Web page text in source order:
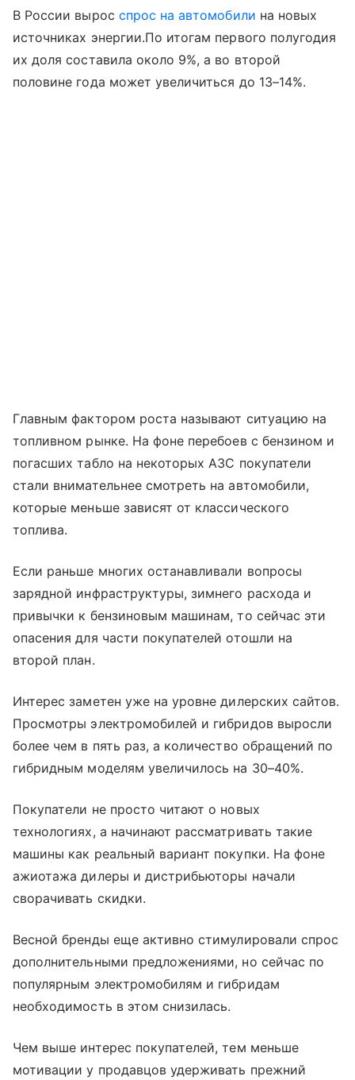
В России вырос спрос на автомобили на новых
источниках энергии.По итогам первого полугодия
их доля составила около 9%, а во второй
половине года может увеличиться до 13–14%.
Главным фактором роста называют ситуацию на
топливном рынке. На фоне перебоев с бензином и
погасших табло на некоторых АЗС покупатели
стали внимательнее смотреть на автомобили,
которые меньше зависят от классического
топлива.
Если раньше многих останавливали вопросы
зарядной инфраструктуры, зимнего расхода и
привычки к бензиновым машинам, то сейчас эти
опасения для части покупателей отошли на
второй план.
Интерес заметен уже на уровне дилерских сайтов.
Просмотры электромобилей и гибридов выросли
более чем в пять раз, а количество обращений по
гибридным моделям увеличилось на 30–40%.
Покупатели не просто читают о новых
технологиях, а начинают рассматривать такие
машины как реальный вариант покупки. На фоне
ажиотажа дилеры и дистрибьюторы начали
сворачивать скидки.
Весной бренды еще активно стимулировали спрос
дополнительными предложениями, но сейчас по
популярным электромобилям и гибридам
необходимость в этом снизилась.
Чем выше интерес покупателей, тем меньше
мотивации у продавцов удерживать прежний